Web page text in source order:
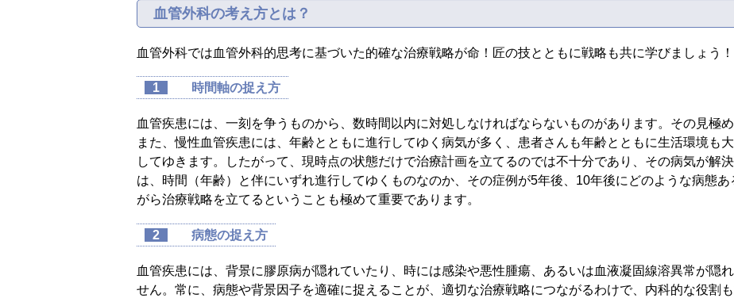
血管外科の考え方とは？
血管外科では血管外科的思考に基づいた的確な治療戦略が命！匠の技とともに戦略も共に学びましょう！
1 時間軸の捉え方
血管疾患には、一刻を争うものから、数時間以内に対処しなければならないものがあります。その見極
また、慢性血管疾患には、年齢とともに進行してゆく病気が多く、患者さんも年齢とともに生活環境も
してゆきます。したがって、現時点の状態だけで治療計画を立てるのでは不十分であり、その病気が解
は、時間（年齢）と伴にいずれ進行してゆくものなのか、その症例が5年後、10年後にどのような病態
がら治療戦略を立てるということも極めて重要であります。
2 病態の捉え方
血管疾患には、背景に膠原病が隠れていたり、時には感染や悪性腫瘍、あるいは血液凝固線溶異常が隠
せん。常に、病態や背景因子を適確に捉えることが、適切な治療戦略につながるわけで、内科的な役割